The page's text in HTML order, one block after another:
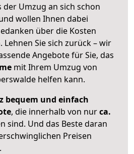
der Umzug an sich schon
wollen Ihnen dabei
über die Kosten
Lehnen Sie sich zurück – wir
Angebote für Sie, das
mit Ihrem Umzug von
helfen kann.
bequem und einfach
, die innerhalb von nurca.
sind. Und das Beste daran
Preisen